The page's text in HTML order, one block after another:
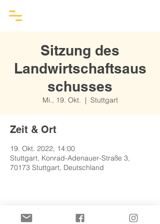
Sitzung des
Landwirtschaftsaus
schusses
Mi., 19. Okt.
  |
Stuttgart
Zeit & Ort
19. Okt. 2022, 14:00
Stuttgart, Konrad-Adenauer-Straße 3,
70173 Stuttgart, Deutschland